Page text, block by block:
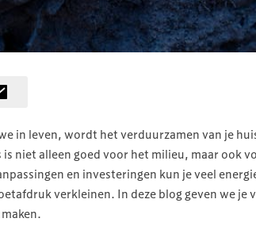
in leven, wordt het verduurzamen van je
niet alleen goed voor het milieu, maar ook
en investeringen kun je veel
verkleinen. In deze blog geven we je